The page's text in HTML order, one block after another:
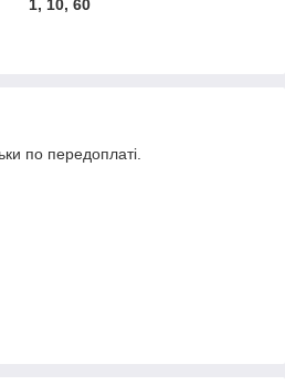
1, 10, 60
по передоплаті.